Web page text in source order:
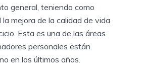
general, teniendo como
mejora de la calidad de vida
Esta es una de las áreas
personales están
en los últimos años.